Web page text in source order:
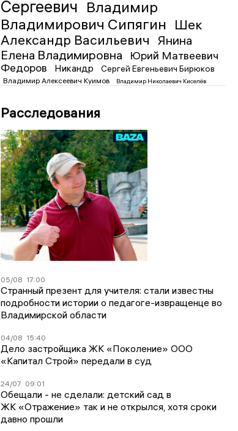
Сергеевич Владимир
Владимирович Сипягин Шек
Александр Васильевич
Янина
Елена Владимировна
Юрий Матвеевич
Федоров
Никандр Сергей Евгеньевич Бирюков
Владимир Алексеевич Куимов Владимир Николаевич Киселёв
Расследования
05/08 17:00
Странный презент для учителя: стали известны
подробности истории о педагоге-извращенце во
Владимирской области
04/08 15:40
Дело застройщика ЖК «Поколение» ООО
«Капитал Строй» передали в суд
24/07 09:01
Обещали - не сделали: детский сад в
ЖК «Отражение» так и не открылся, хотя сроки
давно прошли